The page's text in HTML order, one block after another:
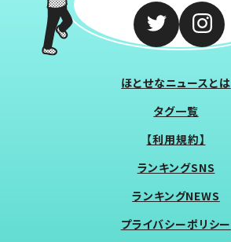
ほとせなニュースとは
タグ一覧
【利用規約】
ランキングSNS
ランキングNEWS
プライバシーポリシー